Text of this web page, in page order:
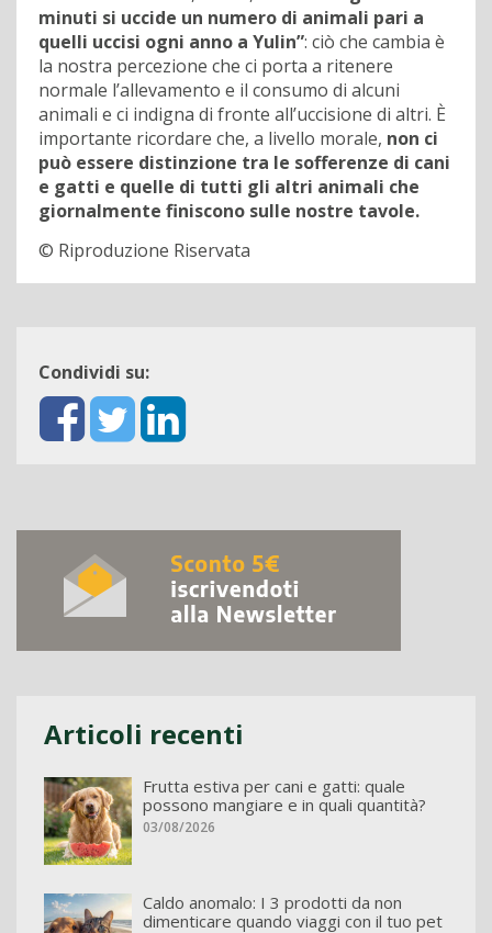
minuti si uccide un numero di animali pari a
quelli uccisi ogni anno a Yulin”: ciò che cambia è
la nostra percezione che ci porta a ritenere
normale l’allevamento e il consumo di alcuni
animali e ci indigna di fronte all’uccisione di altri. È
importante ricordare che, a livello morale, non ci
può essere distinzione tra le sofferenze di cani
e gatti e quelle di tutti gli altri animali che
giornalmente finiscono sulle nostre tavole.
© Riproduzione Riservata
Condividi su:
Articoli recenti
Frutta estiva per cani e gatti: quale
possono mangiare e in quali quantità?
03/08/2026
Caldo anomalo: I 3 prodotti da non
dimenticare quando viaggi con il tuo pet